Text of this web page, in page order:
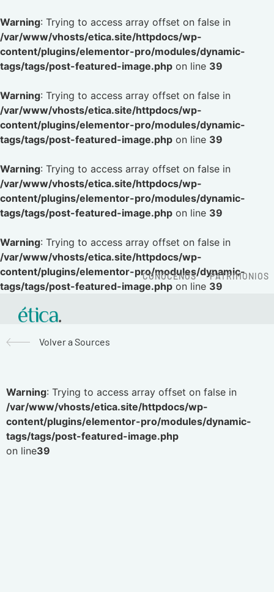
Warning: Trying to access array offset on false in
/var/www/vhosts/etica.site/httpdocs/wp-
content/plugins/elementor-pro/modules/dynamic-
tags/tags/post-featured-image.php on line 39
Warning: Trying to access array offset on false in
/var/www/vhosts/etica.site/httpdocs/wp-
content/plugins/elementor-pro/modules/dynamic-
tags/tags/post-featured-image.php on line 39
Warning: Trying to access array offset on false in
/var/www/vhosts/etica.site/httpdocs/wp-
content/plugins/elementor-pro/modules/dynamic-
tags/tags/post-featured-image.php on line 39
Warning: Trying to access array offset on false in
/var/www/vhosts/etica.site/httpdocs/wp-
content/plugins/elementor-pro/modules/dynamic-
tags/tags/post-featured-image.php on line 39
CONÓCENOS PATRIMONIOS
Volver a Sources
Warning: Trying to access array offset on false in
/var/www/vhosts/etica.site/httpdocs/wp-
content/plugins/elementor-pro/modules/dynamic-
tags/tags/post-featured-image.php
on line39